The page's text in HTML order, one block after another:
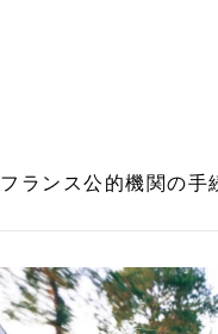
フランス公的機関の手